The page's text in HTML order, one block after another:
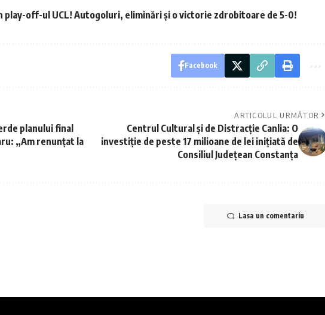
play-off-ul UCL! Autogoluri, eliminări și o victorie zdrobitoare de 5-0!
Facebook
planului final
„Am renunțat la
ARTICOLUL URMĂTOR
Centrul Cultural și de Distracție Canlia: O
investiție de peste 17 milioane de lei inițiată de
Consiliul Județean Constanța
Lasa un comentariu